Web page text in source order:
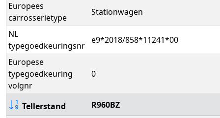
Europees
carrosserietype
Stationwagen
NL
typegoedkeuringsnr
e9*2018/858*11241*00
Europese
typegoedkeuring
volgnr
0
Tellerstand
R960BZ